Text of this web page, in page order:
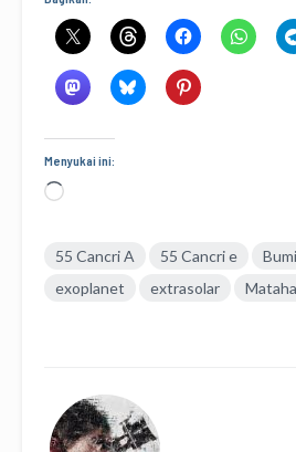
Menyukai ini:
Memuat...
55 Cancri A 55 Cancri e Bumi
exoplanet
extrasolar